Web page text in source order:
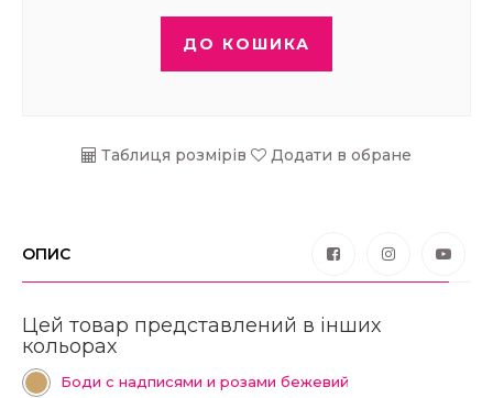
ДО КОШИКА
Таблиця розмірів Додати в обране
ОПИС
Цей товар представлений в інших
кольорах
Боди с надписями и розами бежевий